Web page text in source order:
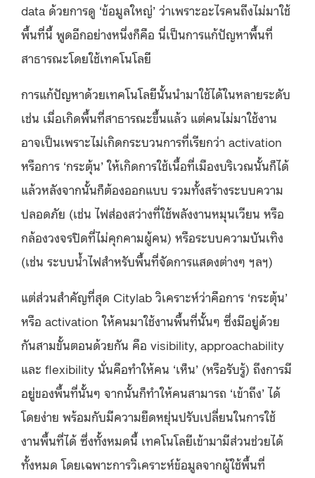
data ด้วยการดู ‘ข้อมูลใหญ่’ ว่าเพราะอะไรคนถึงไม่มาใช้
พื้นที่นี้ พูดอีกอย่างหนึ่งก็คือ นี่เป็นการแก้ปัญหาพื้นที่
สาธารณะโดยใช้เทคโนโลยี
การแก้ปัญหาด้วยเทคโนโลยีนั้นนำมาใช้ได้ในหลายระดับ
เช่น เมื่อเกิดพื้นที่สาธารณะขึ้นแล้ว แต่คนไม่มาใช้งาน
อาจเป็นเพราะไม่เกิดกระบวนการที่เรียกว่า activation
หรือการ ‘กระตุ้น’ ให้เกิดการใช้เนื้อที่เมืองบริเวณนั้นก็ได้
แล้วหลังจากนั้นก็ต้องออกแบบ รวมทั้งสร้างระบบความ
ปลอดภัย (เช่น ไฟส่องสว่างที่ใช้พลังงานหมุนเวียน หรือ
กล้องวงจรปิดที่ไม่คุกคามผู้คน) หรือระบบความบันเทิง
(เช่น ระบบน้ำไฟสำหรับพื้นที่จัดการแสดงต่างๆ ฯลฯ)
แต่ส่วนสำคัญที่สุด Citylab วิเคราะห์ว่าคือการ ‘กระตุ้น’
หรือ activation ให้คนมาใช้งานพื้นที่นั้นๆ ซึ่งมีอยู่ด้วย
กันสามขั้นตอนด้วยกัน คือ visibility, approachability
และ flexibility นั่นคือทำให้คน ‘เห็น’ (หรือรับรู้) ถึงการมี
อยู่ของพื้นที่นั้นๆ จากนั้นก็ทำให้คนสามารถ ‘เข้าถึง’ ได้
โดยง่าย พร้อมกับมีความยืดหยุ่นปรับเปลี่ยนในการใช้
งานพื้นที่ได้ ซึ่งทั้งหมดนี้ เทคโนโลยีเข้ามามีส่วนช่วยได้
ทั้งหมด โดยเฉพาะการวิเคราะห์ข้อมูลจากผู้ใช้พื้นที่